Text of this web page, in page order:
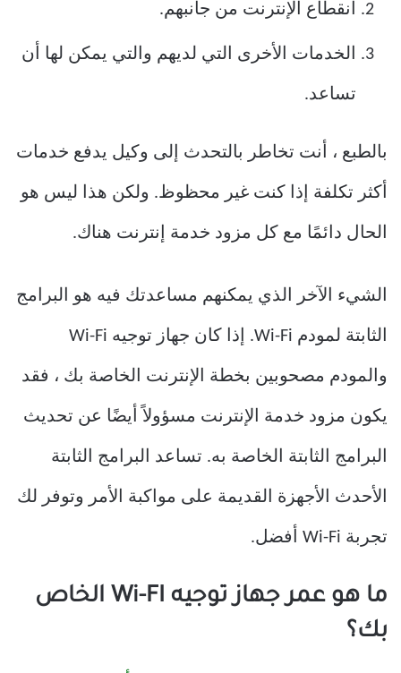
انقطاع الإنترنت من جانبهم.
الخدمات الأخرى التي لديهم والتي يمكن لها أن
تساعد.
بالطبع ، أنت تخاطر بالتحدث إلى وكيل يدفع خدمات
أكثر تكلفة إذا كنت غير محظوظ. ولكن هذا ليس هو
الحال دائمًا مع كل مزود خدمة إنترنت هناك.
الشيء الآخر الذي يمكنهم مساعدتك فيه هو البرامج
الثابتة لمودم Wi-Fi. إذا كان جهاز توجيه Wi-Fi
والمودم مصحوبين بخطة الإنترنت الخاصة بك ، فقد
يكون مزود خدمة الإنترنت مسؤولاً أيضًا عن تحديث
البرامج الثابتة الخاصة به. تساعد البرامج الثابتة
الأحدث الأجهزة القديمة على مواكبة الأمر وتوفر لك
تجربة Wi-Fi أفضل.
ما هو عمر جهاز توجيه Wi-FI الخاص
بك؟